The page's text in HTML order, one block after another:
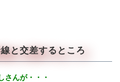
と交差するところ
さんが・・・